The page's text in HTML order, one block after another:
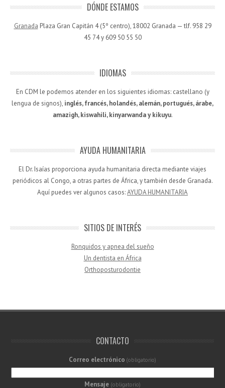
DÓNDE ESTAMOS
Granada Plaza Gran Capitán 4 (5º centro), 18002 Granada — tlf. 958 29
45 74 y 609 50 55 50
IDIOMAS
En CDM le podemos atender en los siguientes idiomas: castellano (y
lengua de signos), inglés, francés, holandés, alemán, portugués, árabe,
amazigh, kiswahili, kinyarwanda y kikuyu.
AYUDA HUMANITARIA
El Dr. Isaías proporciona ayuda humanitaria directa mediante viajes
periódicos al Congo, a otras partes de África, y también desde Granada.
Aquí puedes ver algunos casos:AYUDA HUMANITARIA
SITIOS DE INTERÉS
Ronquidos y apnea del sueño
Un dentista en África
Orthoposturodontie
CONTACTO
Correo electrónico (obligatorio)
Mensaje (obligatorio)